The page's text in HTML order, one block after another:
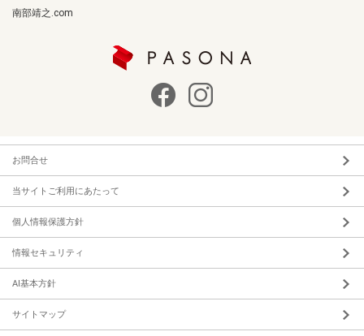
南部靖之.com
お問合せ
当サイトご利用にあたって
個人情報保護方針
情報セキュリティ
AI基本方針
サイトマップ